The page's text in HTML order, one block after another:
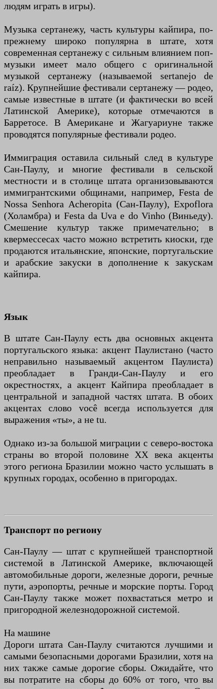
людям играть в игры).
Музыка сертанежу, часть культуры кайпира, по-
прежнему широко популярна в штате, хотя
современная сертанежу с сильным влиянием поп-
музыки имеет мало общего с оригинальной
музыкой сертанежу (называемой sertanejo de
raíz). Крупнейшие фестивали сертанежу — родео,
самые известные в штате (и фактически во всей
Латинской Америке), которые отмечаются в
Барретосе. В Американе и Жагуариуне также
проводятся популярные фестивали родео.
Иммиграция оставила сильный след в культуре
Сан-Паулу, и многие фестивали в сельской
местности и в столице штата организовываются
иммигрантскими общинами, например, Festa de
Nossa Senhora Acheropita (Сан-Паулу), Expoflora
(Холамбра) и Festa da Uva e do Vinho (Виньеду).
Смешение культур также примечательно; в
квермессесах часто можно встретить киоски, где
продаются итальянские, японские, португальские
и арабские закуски в дополнение к закускам
кайпира.
Язык
В штате Сан-Паулу есть два основных акцента
португальского языка: акцент Паулистано (часто
неправильно называемый акцентом Паулиста)
преобладает в Гранди-Сан-Паулу и его
окрестностях, а акцент Кайпира преобладает в
центральной и западной частях штата. В обоих
акцентах слово você всегда используется для
выражения «ты», а не tu.
Однако из-за большой миграции с северо-востока
страны во второй половине XX века акценты
этого региона Бразилии можно часто услышать в
крупных городах, особенно в пригородах.
Транспорт по региону
Сан-Паулу — штат с крупнейшей транспортной
системой в Латинской Америке, включающей
автомобильные дороги, железные дороги, речные
пути, аэропорты, речные и морские порты. Город
Сан-Паулу также может похвастаться метро и
пригородной железнодорожной системой.
На машине
Дороги штата Сан-Паулу считаются лучшими и
самыми безопасными дорогами Бразилии, хотя на
них также самые дорогие сборы. Ожидайте, что
вы потратите на сборы до 60% от того, что вы